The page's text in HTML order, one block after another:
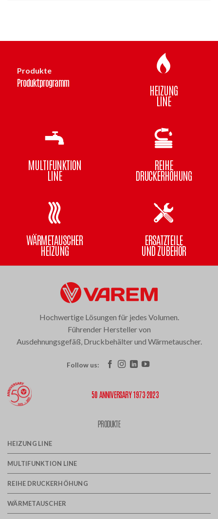
Produkte
Produktprogramm
HEIZUNG
LINE
MULTIFUNKTION
LINE
REIHE
DRUCKERHÖHUNG
WÄRMETAUSCHER
HEIZUNG
ERSATZTEILE
UND ZUBEHÖR
Hochwertige Lösungen für jedes Volumen.
Führender Hersteller von
Ausdehnungsgefäß, Druckbehälter und Wärmetauscher.
Follow us:
50 ANNIVERSARY 1973·2023
PRODUKTE
HEIZUNG LINE
MULTIFUNKTION LINE
REIHE DRUCKERHÖHUNG
WÄRMETAUSCHER